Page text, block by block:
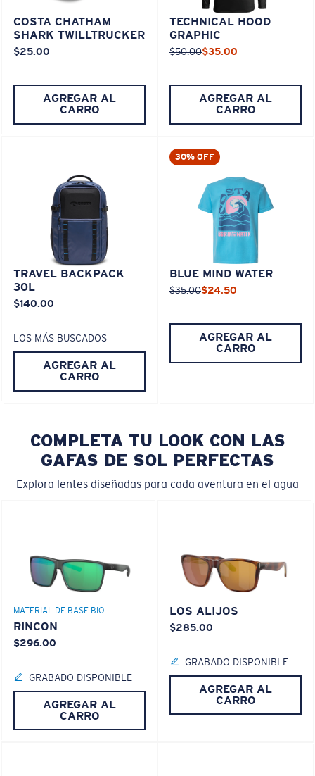
COSTA CHATHAM
SHARK TWILLTRUCKER
$25.00
AGREGAR AL
CARRO
TECHNICAL HOOD
GRAPHIC
$50.00$35.00
AGREGAR AL
CARRO
TRAVEL BACKPACK
30L
$140.00
LOS MÁS BUSCADOS
AGREGAR AL
CARRO
30% OFF
BLUE MIND WATER
$35.00$24.50
AGREGAR AL
CARRO
COMPLETA TU LOOK CON LAS
GAFAS DE SOL PERFECTAS
Explora lentes diseñadas para cada aventura en el agua
MATERIAL DE BASE BIO
RINCON
$296.00
GRABADO DISPONIBLE
AGREGAR AL
CARRO
LOS ALIJOS
$285.00
GRABADO DISPONIBLE
AGREGAR AL
CARRO